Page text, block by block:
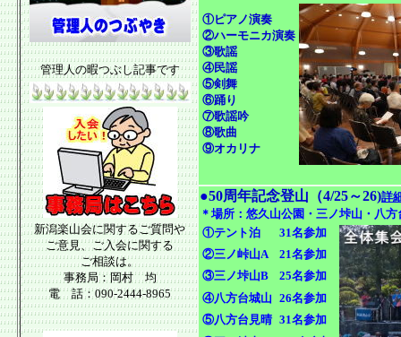
管理人の暇つぶし記事です
新潟楽山会に関するご質問や
ご意見、ご入会に関する
ご相談は。
事務局：岡村 均
電 話：090-2444-8965
①ピアノ演奏
②ハーモニカ演奏
③歌謡
④民謡
⑤剣舞
⑥踊り
⑦歌謡吟
⑧歌曲
⑨オカリナ
●50周年記念登山（4/25～26)詳
＊場所：悠久山公園・三ノ垰山・八
①テント泊
31名参加
②三ノ峠山A
21名参加
③三ノ垰山B
25名参加
④八方台城山 26名参加
⑤八方台見晴 31名参加